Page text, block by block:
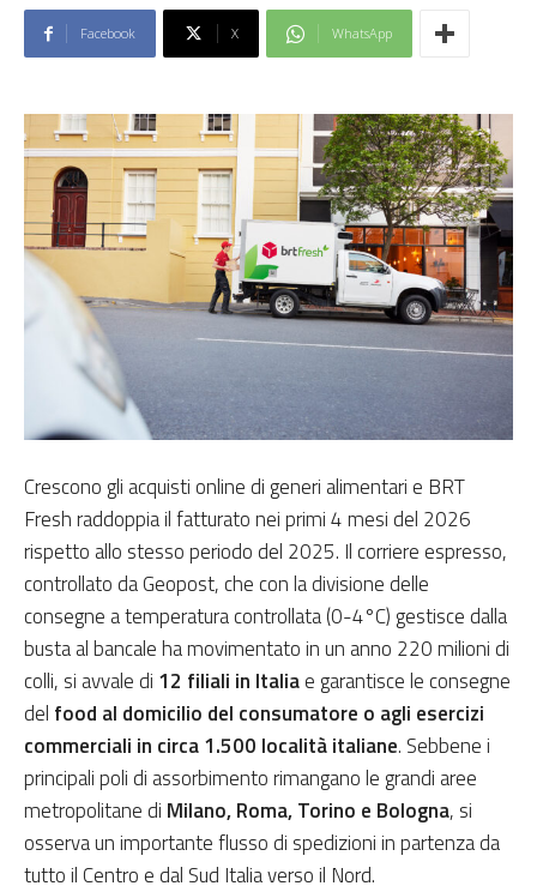
Facebook X WhatsApp
Crescono gli acquisti online di generi alimentari e BRT
Fresh raddoppia il fatturato nei primi 4 mesi del 2026
rispetto allo stesso periodo del 2025. Il corriere espresso,
controllato da Geopost, che con la divisione delle
consegne a temperatura controllata (0-4°C) gestisce dalla
busta al bancale ha movimentato in un anno 220 milioni di
colli, si avvale di 12 filiali in Italiae garantisce le consegne
del food al domicilio del consumatore o agli esercizi
commerciali in circa 1.500 località italiane. Sebbene i
principali poli di assorbimento rimangano le grandi aree
metropolitane di Milano, Roma, Torino e Bologna, si
osserva un importante flusso di spedizioni in partenza da
tutto il Centro e dal Sud Italia verso il Nord.